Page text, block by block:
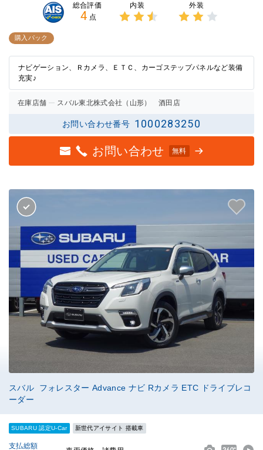
総合評価
4 点
内装 外装
購入パック
ナビゲーション、Ｒカメラ、ＥＴＣ、カーゴステップパネルなど装備
充実♪
在庫店舗 スバル東北株式会社（山形） 酒田店
お問い合わせ番号 1000283250
お問い合わせ 無料
スバル フォレスター Advance ナビ Rカメラ ETC ドライブレコ
ーダー
SUBARU 認定U-Car 新世代アイサイト 搭載車
支払総額